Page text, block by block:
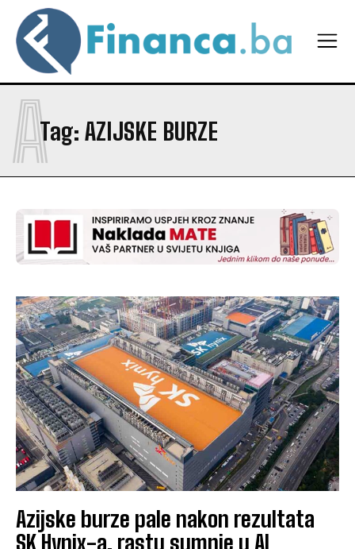
Tag: AZIJSKE BURZE
A
Azijske burze pale nakon rezultata
SK Hynix-a, rastu sumnje u AI